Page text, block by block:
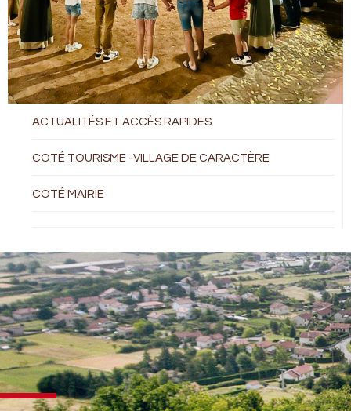
ACTUALITÉS ET ACCÈS RAPIDES
COTÉ TOURISME -VILLAGE DE CARACTÈRE
COTÉ MAIRIE